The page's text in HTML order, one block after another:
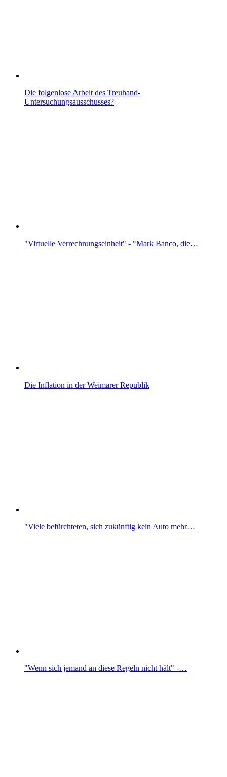
Die folgenlose Arbeit des Treuhand-
Untersuchungsausschusses?
"Virtuelle Verrechnungseinheit" - "Mark Banco, die…
Die Inflation in der Weimarer Republik
"Viele befürchteten, sich zukünftig kein Auto mehr…
"Wenn sich jemand an diese Regeln nicht hält" -…